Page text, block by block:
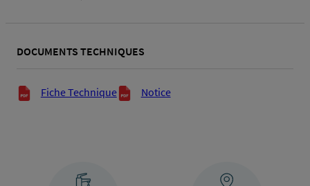
DOCUMENTS TECHNIQUES
Documents techniques
Fiche Technique Notice